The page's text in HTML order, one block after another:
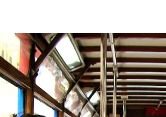
일본
오스트레일리아
워킹홀리데이